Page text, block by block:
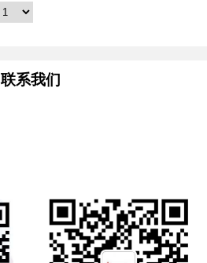
联系我们